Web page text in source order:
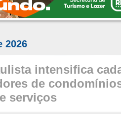
2026
intensifica
de
serviços